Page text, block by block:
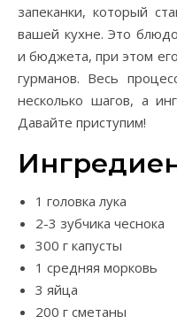
запеканки, который
вашей кухне. Это
и бюджета, при этом
гурманов. Весь
несколько шагов, а
Давайте приступим!
1 головка лука
2-3 зубчика чеснока
300 г капусты
1 средняя морковь
3 яйца
200 г сметаны